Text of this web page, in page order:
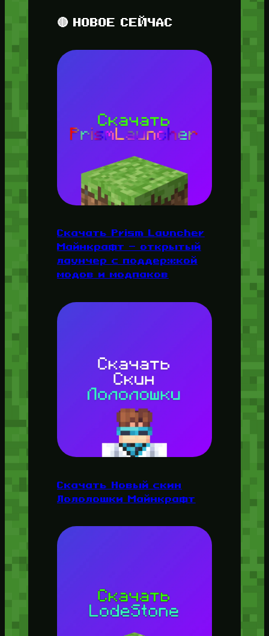
🔴 НОВОЕ СЕЙЧАС
Скачать Prism Launcher
Майнкрафт — открытый
лаунчер с поддержкой
модов и модпаков
Скачать Новый скин
Лололошки Майнкрафт